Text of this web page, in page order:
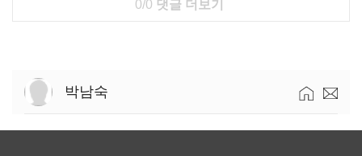
0/0 댓글 더보기
박남숙